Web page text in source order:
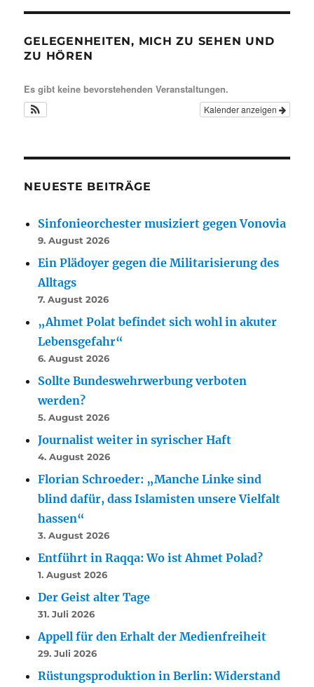
GELEGENHEITEN, MICH ZU SEHEN UND
ZU HÖREN
Es gibt keine bevorstehenden Veranstaltungen.
Kalender anzeigen
NEUESTE BEITRÄGE
Sinfonieorchester musiziert gegen Vonovia
9. August 2026
Ein Plädoyer gegen die Militarisierung des
Alltags
7. August 2026
„Ahmet Polat befindet sich wohl in akuter
Lebensgefahr“
6. August 2026
Sollte Bundeswehrwerbung verboten
werden?
5. August 2026
Journalist weiter in syrischer Haft
4. August 2026
Florian Schroeder: „Manche Linke sind
blind dafür, dass Islamisten unsere Vielfalt
hassen“
3. August 2026
Entführt in Raqqa: Wo ist Ahmet Polad?
1. August 2026
Der Geist alter Tage
31. Juli 2026
Appell für den Erhalt der Medienfreiheit
29. Juli 2026
Rüstungsproduktion in Berlin: Widerstand